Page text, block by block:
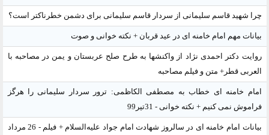
چرا شهید قاسم سلیمانی از سردار قاسم سلیمانی برای دشمن خطرناکتر است؟
بیانات مهم امام خامنه ای در عید قربان + نکته خوانی و صوت
روایت دکتر احمدی نژاد از واکنشها به طرح صلح عربستان و یمن در مصاحبه با
العربی قطر+ متن و فیلم مصاحبه
امام خامنه ای خطاب به مصطفی الکاظمی: ترور سردار سلیمانی را هرگز
فراموش نمی کنیم + نکته خوانی - 31تیر99
بیانات امام خامنه ای در سالروز شهادت امام جواد علیه‌السلام + فیلم - 26 مرداد